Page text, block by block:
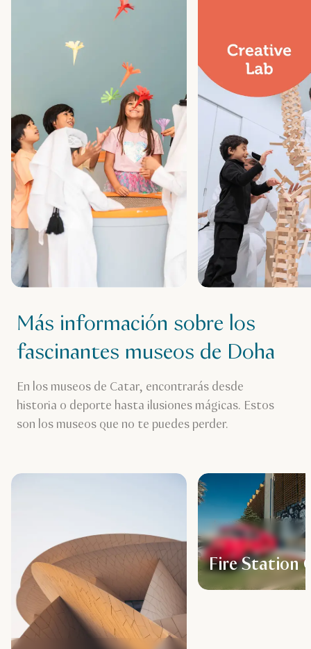
Más información sobre los
fascinantes museos de Doha
En los museos de Catar, encontrarás desde
historia o deporte hasta ilusiones mágicas. Estos
son los museos que no te puedes perder.
Fire Station